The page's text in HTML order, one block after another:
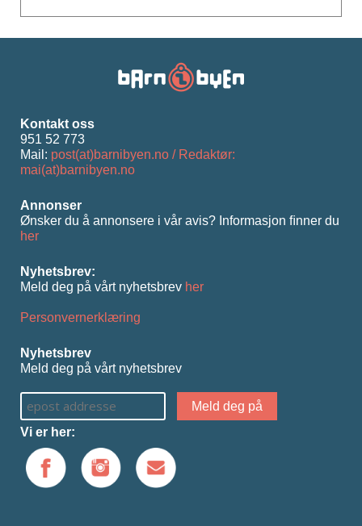
Kontakt oss
951 52 773
Mail: post(at)barnibyen.no / Redaktør:
mai(at)barnibyen.no
Annonser
Ønsker du å annonsere i vår avis? Informasjon ﬁnner du
her
Nyhetsbrev:
Meld deg på vårt nyhetsbrev her
Personvernerklæring
Nyhetsbrev
Meld deg på vårt nyhetsbrev
Vi er her: